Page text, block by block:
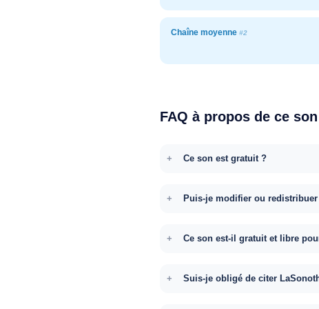
Chaîne moyenne #2
FAQ à propos de ce son
Ce son est gratuit ?
Puis-je modifier ou
Ce son est-il gratuit et libre
Suis-je obligé de citer